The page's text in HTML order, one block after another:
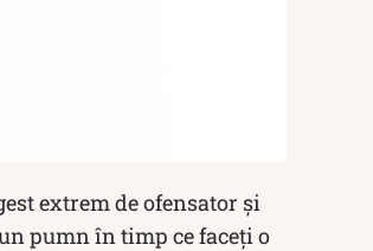
extrem de ofensator și
pumn în timp ce faceți o